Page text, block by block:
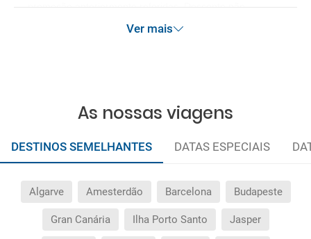
Ver mais
As nossas viagens
DESTINOS SEMELHANTES DATAS ESPECIAIS
Algarve Amesterdão Barcelona Budapeste
Gran Canária Ilha Porto Santo Jasper